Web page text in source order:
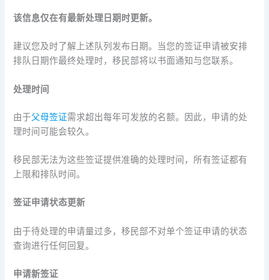
该信息仅在有最新处理日期时更新。
建议您及时了解上述队列发布日期。当您的签证申请被安排
排队日期作最终处理时，移民部将以书面通知与您联系。
处理时间
由于父母签证需求超出每年可发放的名额。因此，申请的处
理时间可能会较久。
移民部无法为这些签证提供准确的处理时间，所有签证都有
上限和排队时间。
签证申请状态更新
由于待处理的申请量过多，移民部不对单个签证申请的状态
查询进行任何回复。
申请新签证